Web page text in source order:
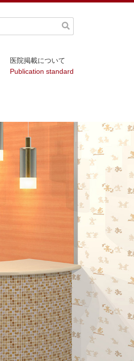
医院掲載について
Publication standard